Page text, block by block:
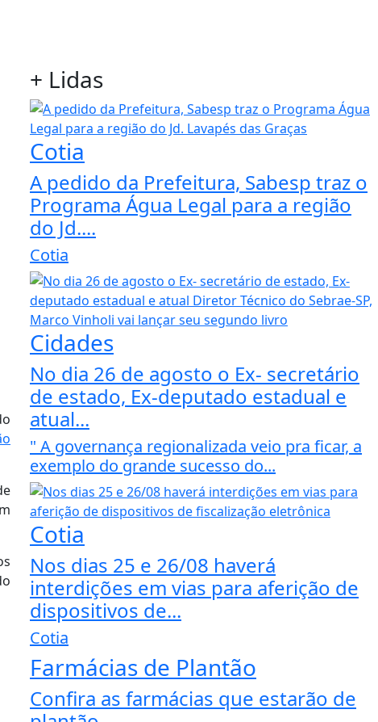
+ Lidas
Cotia
A pedido da Prefeitura, Sabesp traz o
Programa Água Legal para a região
do Jd....
Cotia
Cidades
No dia 26 de agosto o Ex- secretário
de estado, Ex-deputado estadual e
atual...
" A governança regionalizada veio pra ficar, a
exemplo do grande sucesso do...
Cotia
Nos dias 25 e 26/08 haverá
interdições em vias para aferição de
dispositivos de...
Cotia
Farmácias de Plantão
Confira as farmácias que estarão de